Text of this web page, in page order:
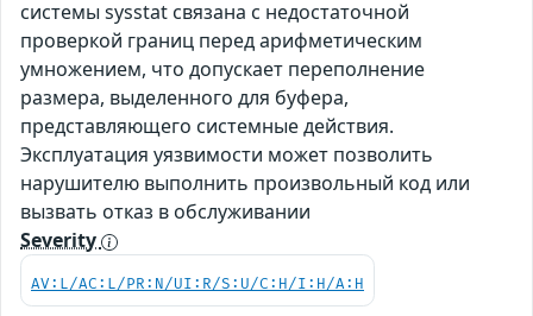
системы sysstat связана с недостаточной
проверкой границ перед арифметическим
умножением, что допускает переполнение
размера, выделенного для буфера,
представляющего системные действия.
Эксплуатация уязвимости может позволить
нарушителю выполнить произвольный код или
вызвать отказ в обслуживании
Severity
AV:L/AC:L/PR:N/UI:R/S:U/C:H/I:H/A:H